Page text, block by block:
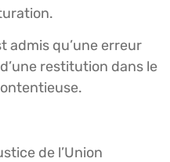
admis qu’une erreur
restitution dans le
de l’Union